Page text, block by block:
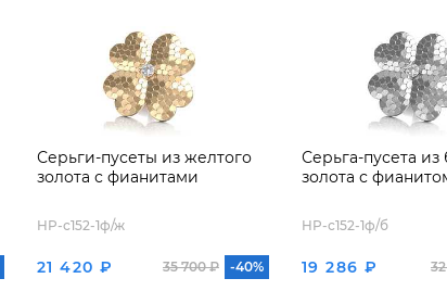
Серьги-пусеты из желтого
золота с фианитами
HP-с152-1ф/ж
21 420 ₽ 35 700 ₽ -40%
Серьга-пусета из
золота с
HP-с152-1ф/б
19 286 ₽